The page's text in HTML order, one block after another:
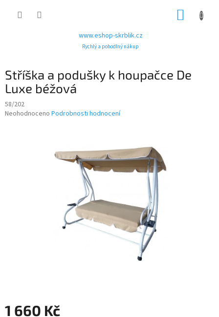
www.eshop-skrblik.cz
Rychlý a pohodlný nákup
Stříška a podušky k houpačce De
Luxe béžová
58/202
Průměrné
Neohodnoceno Podrobnosti hodnocení
1 660 Kč